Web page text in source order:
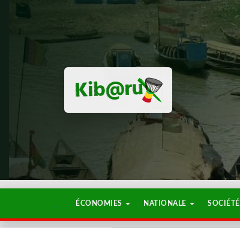
ÉCONOMIES NATIONALE SOCIÉTÉ